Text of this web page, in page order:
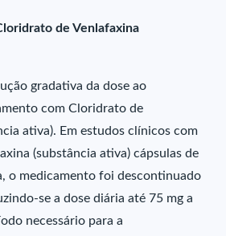
de Venlafaxina
gradativa da dose ao
com Cloridrato de
ativa). Em estudos clínicos com
(substância ativa) cápsulas de
o medicamento foi descontinuado
se a dose diária até 75 mg a
necessário para a